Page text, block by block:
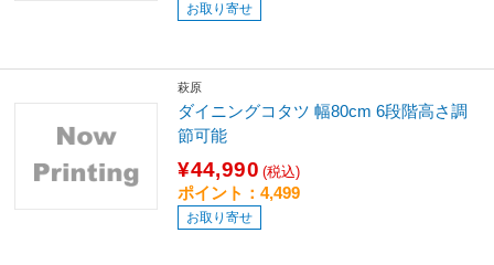
お取り寄せ
萩原
ダイニングコタツ 幅80cm 6段階高さ調
節可能
¥44,990 (税込)
ポイント：4,499
お取り寄せ